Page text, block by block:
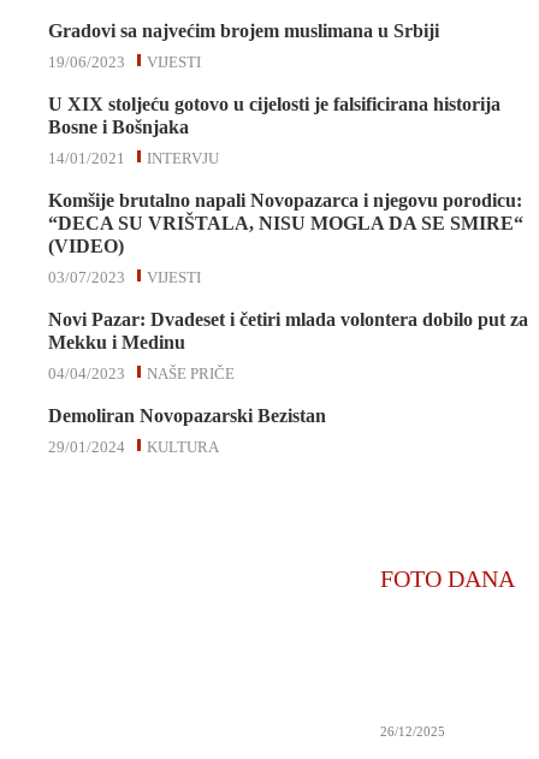
Gradovi sa najvećim brojem muslimana u Srbiji
VIJESTI
19/06/2023
U XIX stoljeću gotovo u cijelosti je falsificirana historija
Bosne i Bošnjaka
INTERVJU
14/01/2021
Komšije brutalno napali Novopazarca i njegovu porodicu:
“DECA SU VRIŠTALA, NISU MOGLA DA SE SMIRE“
(VIDEO)
VIJESTI
03/07/2023
Novi Pazar: Dvadeset i četiri mlada volontera dobilo put za
Mekku i Medinu
NAŠE PRIČE
04/04/2023
Demoliran Novopazarski Bezistan
KULTURA
29/01/2024
FOTO DANA
26/12/2025